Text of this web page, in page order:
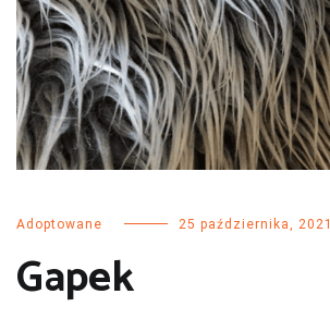
Adoptowane 25 października, 2021
Gapek